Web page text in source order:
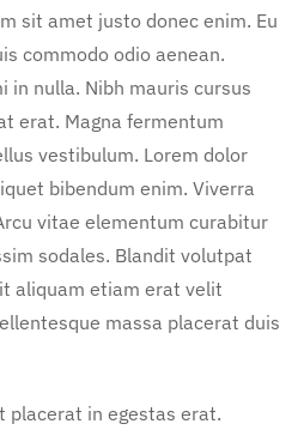
sit amet justo donec enim. Eu
commodo odio aenean.
in nulla. Nibh mauris cursus
erat. Magna fermentum
vestibulum. Lorem dolor
bibendum enim. Viverra
vitae elementum curabitur
sodales. Blandit volutpat
aliquam etiam erat velit
massa placerat duis
placerat in egestas erat.